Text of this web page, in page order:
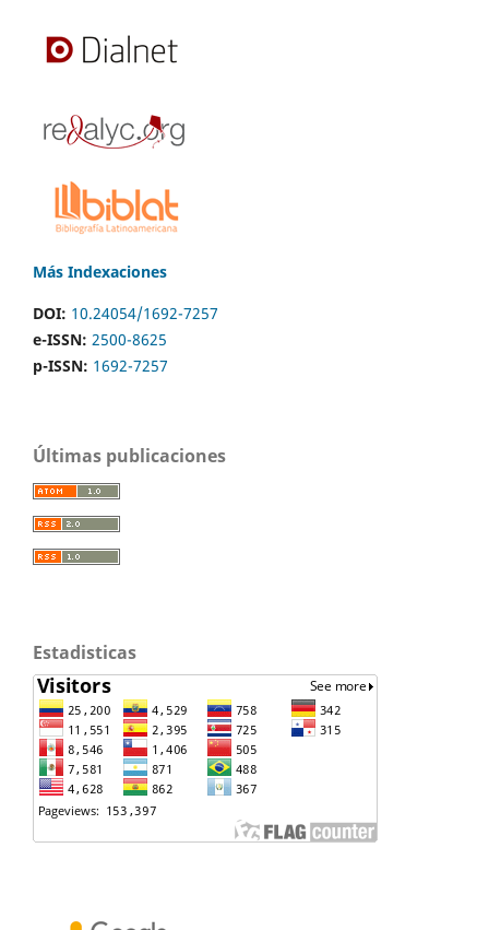
Más Indexaciones
DOI: 10.24054/1692-7257
e-ISSN: 2500-8625
p-ISSN: 1692-7257
Últimas publicaciones
Estadisticas